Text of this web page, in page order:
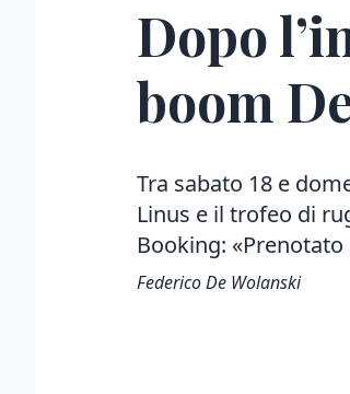
Dopo
boom
Tra sabato 18 e
Linus e il trofeo di
Booking: «Prenotato
Federico De Wolanski